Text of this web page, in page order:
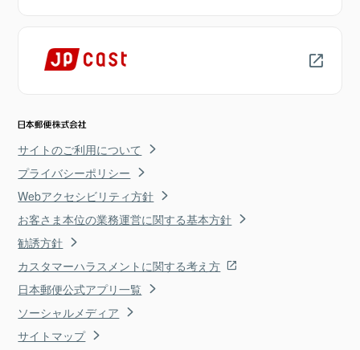
サイトのご利用について
プライバシーポリシー
Webアクセシビリティ方針
お客さま本位の業務運営に関する基本方針
勧誘方針
カスタマーハラスメントに関する考え方
日本郵便公式アプリ一覧
ソーシャルメディア
サイトマップ